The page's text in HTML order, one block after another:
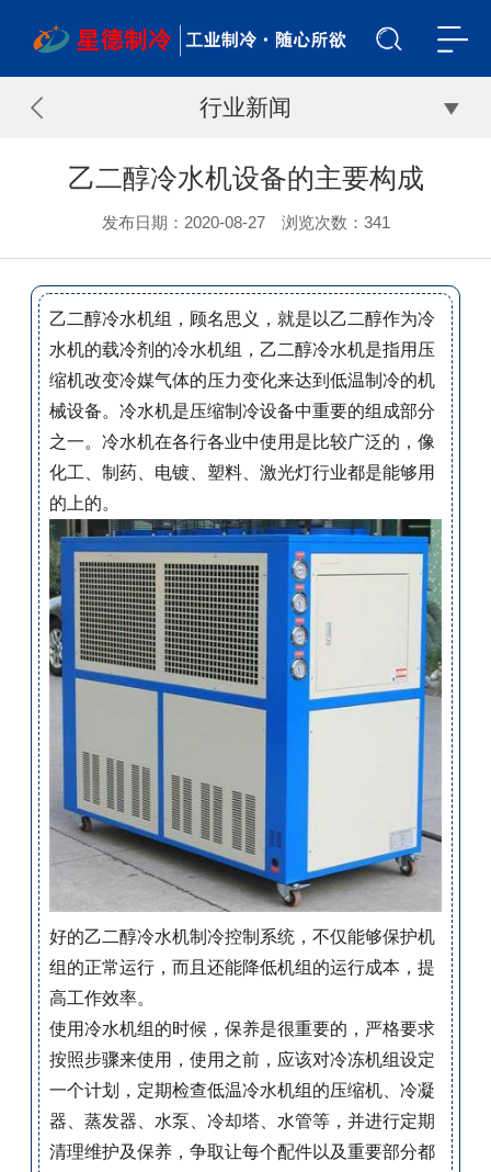
行业新闻
乙二醇冷水机设备的主要构成
发布日期：2020-08-27 浏览次数： 341
乙二醇冷水机组，顾名思义，就是以乙二醇作为冷
水机的载冷剂的冷水机组，乙二醇冷水机是指用压
缩机改变冷媒气体的压力变化来达到低温制冷的机
械设备。冷水机是压缩制冷设备中重要的组成部分
之一。冷水机在各行各业中使用是比较广泛的，像
化工、制药、电镀、塑料、激光灯行业都是能够用
的上的。
好的乙二醇冷水机制冷控制系统，不仅能够保护机
组的正常运行，而且还能降低机组的运行成本，提
高工作效率。
使用冷水机组的时候，保养是很重要的，严格要求
按照步骤来使用，使用之前，应该对冷冻机组设定
一个计划，定期检查低温冷水机组的压缩机、冷凝
器、蒸发器、水泵、冷却塔、水管等，并进行定期
清理维护及保养，争取让每个配件以及重要部分都